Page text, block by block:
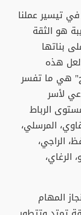
تيسير عملنا
هو الثقة
بناتها
هذه
هي ما تفسر
لأسر
الرباط
المرسلي،
الراجي،
الرغاي،
المهام